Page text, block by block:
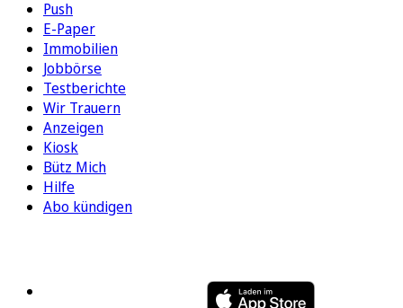
Push
E-Paper
Immobilien
Jobbörse
Testberichte
Wir Trauern
Anzeigen
Kiosk
Bütz Mich
Hilfe
Abo kündigen